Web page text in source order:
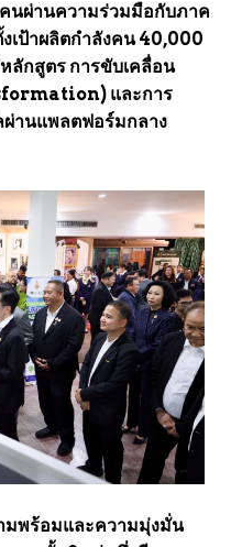
นผ่านความร่วมมือกับภาค
เป้าผลิตกำลังคน 40,000
ลักสูตร การขับเคลื่อน
และการ
านแพลตฟอร์มกลาง
มพร้อมและความมุ่งมั่น